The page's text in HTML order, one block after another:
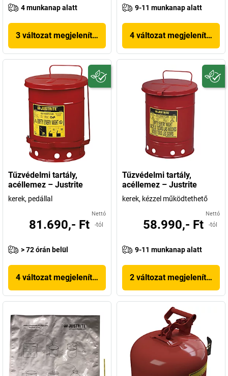
4 munkanap alatt
3 változat megjelenítése
9-11 munkanap alatt
4 változat megjelenítése
Tűzvédelmi tartály,
acéllemez – Justrite
kerek, pedállal
Nettó
81.690,- Ft -tól
> 72 órán belül
4 változat megjelenítése
Tűzvédelmi tartály,
acéllemez – Justrite
kerek, kézzel működtethető
Nettó
58.990,- Ft -tól
9-11 munkanap alatt
2 változat megjelenítése